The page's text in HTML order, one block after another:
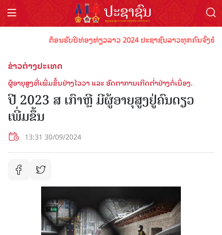
ຕ້ອນຮັບປີທ່ອງທ່ຽວລາວ 2024 ປະຊາຊົນລາວທຸກຄົນຈົ່ງພ້ອ
ຂ່າວຕ່າງປະເທດ
ຜູ້ອາຍຸສູງທີ່ເພີ່ມຂຶ້ນຢ່າງໄວວາ ແລະ ອັດຕາການເກີດຕໍ່າຢ່າງຕໍ່ເນື່ອງ.
ປີ 2023 ສ ເກົາຫຼີ ມີຜູ້ອາຍຸສູງຢູ່ຄົນດຽວ
ເພີ່ມຂຶ້ນ
13:31 30/09/2024